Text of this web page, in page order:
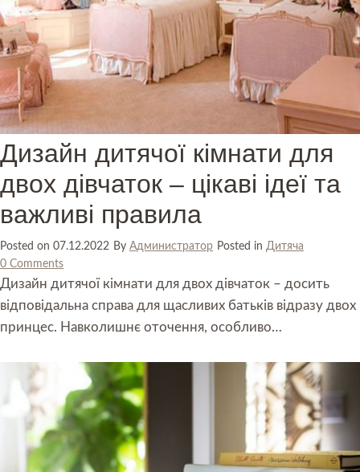
Дизайн дитячої кімнати для
двох дівчаток – цікаві ідеї та
важливі правила
Posted on 07.12.2022 By Администратор Posted in Дитяча
0 Comments
Дизайн дитячої кімнати для двох дівчаток – досить
відповідальна справа для щасливих батьків відразу двох
принцес. Навколишнє оточення, особливо…